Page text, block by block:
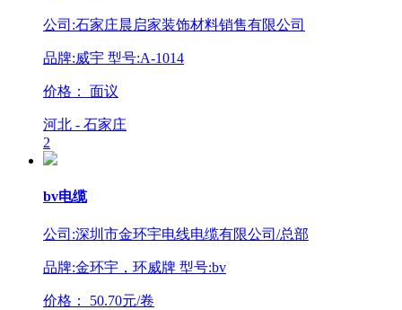
公司:石家庄晨启家装饰材料销售有限公司
品牌:威宇 型号:A-1014
价格： 面议
河北 - 石家庄
2
bv电缆
公司:深圳市金环宇电线电缆有限公司/总部
品牌:金环宇，环威牌 型号:bv
价格： 50.70元/卷